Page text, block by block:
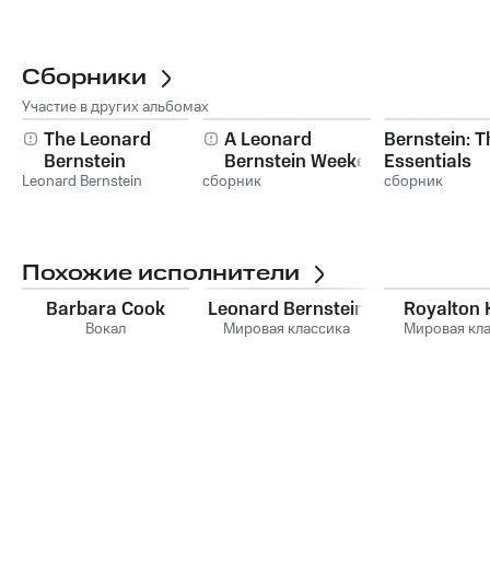
Сборники
Участие в других альбомах
The Leonard
Bernstein
Collection - Volume
Leonard Bernstein
A Leonard
Bernstein Weekend
сборник
Bernstein:
Essentials
сборник
Похожие исполнители
Barbara Cook
Вокал
Leonard Bernstein
Мировая классика
Royalton
Мировая